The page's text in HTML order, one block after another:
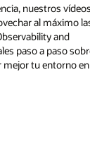
nuestros vídeos
al máximo
and
paso a paso
mejor tu entorno